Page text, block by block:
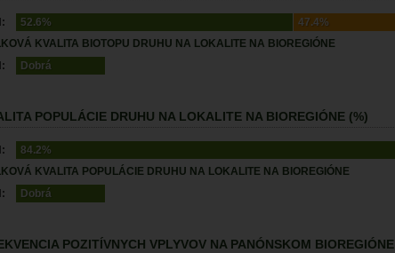
52.6%
47.4%
KVALITA BIOTOPU DRUHU NA LOKALITE NA BIOREGIÓNE
Dobrá
POPULÁCIE DRUHU NA LOKALITE NA BIOREGIÓNE (%)
84.2%
KVALITA POPULÁCIE DRUHU NA LOKALITE NA BIOREGIÓNE
Dobrá
POZITÍVNYCH VPLYVOV NA PANÓNSKOM BIOREGIÓNE